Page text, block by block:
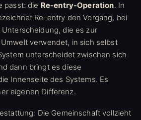
passt: die Re-entry-Operation. In
Re-entry den Vorgang, bei
die es zur
verwendet, in sich selbst
unterscheidet zwischen sich
dann bringt es diese
Innenseite des Systems. Es
eigenen Differenz.
Die Gemeinschaft vollzieht